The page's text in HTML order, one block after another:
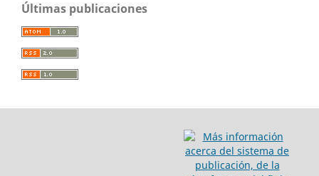
Últimas publicaciones